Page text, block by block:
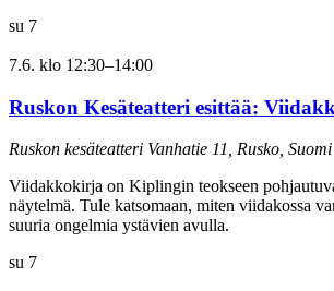
su 7
7.6. klo 12:30–14:00
Ruskon Kesäteatteri esittää:
Ruskon kesäteatteri Vanhatie 11, Rusko, Suomi
Viidakkokirja on Kiplingin teokseen
näytelmä. Tule katsomaan, miten viidakossa
suuria ongelmia ystävien avulla.
su 7